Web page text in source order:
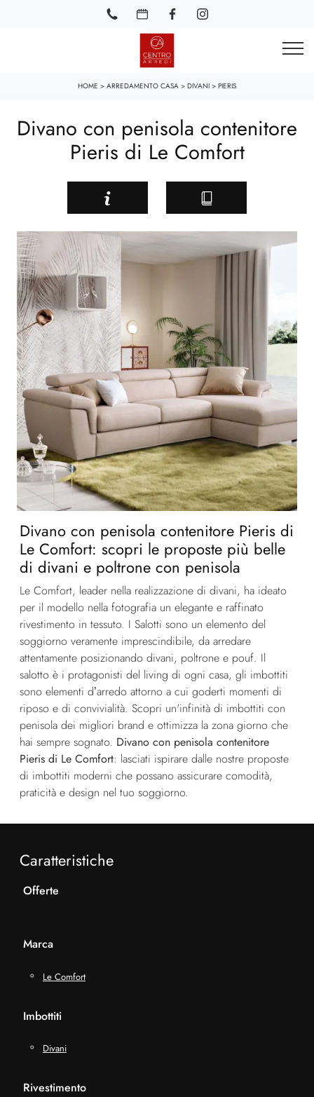
HOME > ARREDAMENTO CASA > DIVANI > PIERIS
Divano con penisola contenitore
Pieris di Le Comfort
Divano con penisola contenitore Pieris di
Le Comfort: scopri le proposte più belle
di divani e poltrone con penisola
Le Comfort, leader nella realizzazione di divani, ha ideato
per il modello nella fotografia un elegante e raffinato
rivestimento in tessuto. I Salotti sono un elemento del
soggiorno veramente imprescindibile, da arredare
attentamente posizionando divani, poltrone e pouf. Il
salotto è i protagonisti del living di ogni casa, gli imbottiti
sono elementi d’arredo attorno a cui goderti momenti di
riposo e di convivialità. Scopri un'infinità di imbottiti con
penisola dei migliori brand e ottimizza la zona giorno che
hai sempre sognato. Divano con penisola contenitore
Pieris di Le Comfort: lasciati ispirare dalle nostre proposte
di imbottiti moderni che possano assicurare comodità,
praticità e design nel tuo soggiorno.
Caratteristiche
Offerte
Marca
Le Comfort
Imbottiti
Divani
Rivestimento